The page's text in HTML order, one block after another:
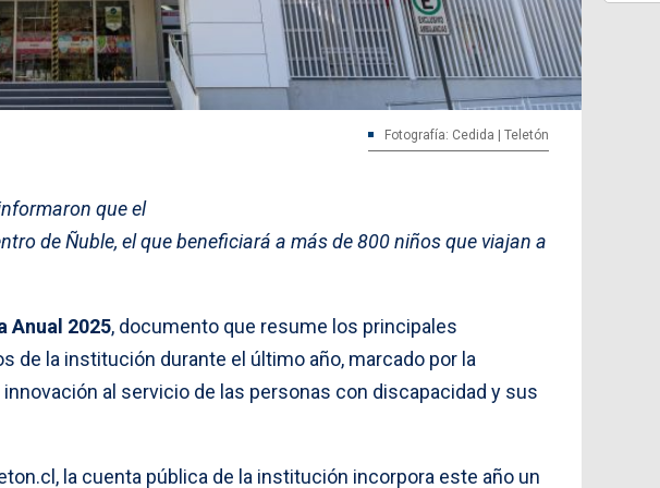
Fotografía: Cedida | Teletón
que el
de Ñuble, el que beneficiará a más de 800 niños que viajan a
Anual 2025, documento que resume los principales
de la institución durante el último año, marcado por la
al servicio de las personas con discapacidad y sus
la cuenta pública de la institución incorpora este año un